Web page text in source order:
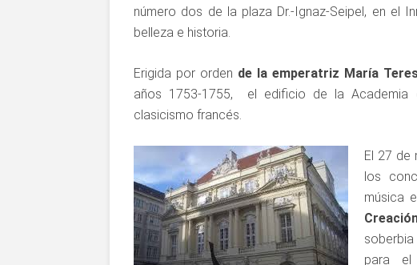
número dos de la plaza Dr.-Ignaz-Seipel, en el
belleza e historia.
Erigida por orden de la emperatriz María
años 1753-1755, el edificio de la
clasicismo francés.
El 27 de
los
música
para el